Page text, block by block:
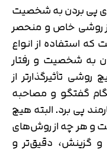
پی بردن به شخصیت
روشی خاص و منحصر
استفاده از انواع
شخصیت و رفتار
روشی تأثیرگذارتر از
گفتگو و مصاحبه
پی برد. البته هیچ
و هر چه از روش‌های
گزینش، دقیق‌تر و